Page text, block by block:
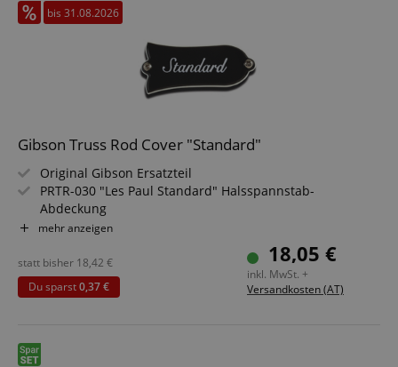
bis 31.08.2026
Gibson Truss Rod Cover "Standard"
Original Gibson Ersatzteil
PRTR-030 "Les Paul Standard" Halsspannstab-
Abdeckung
"Glocken"-Form
2-lagig
Farbe: Schwarz
Inkl. Befestigungsschrauben
mehr anzeigen
18,05 €
inkl. MwSt. +
Versandkosten (AT)
statt bisher 18,42 €
Du sparst0,37 €